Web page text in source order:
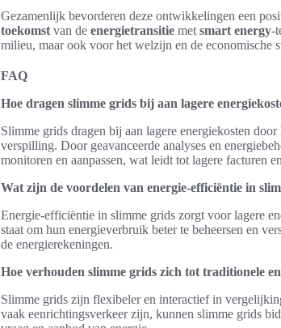
Gezamenlijk bevorderen deze ontwikkelingen een
toekomst van de energietransitie met smart energy-
milieu, maar ook voor het welzijn en de economische
FAQ
Hoe dragen slimme grids bij aan lagere
Slimme grids dragen bij aan lagere energiekosten
verspilling. Door geavanceerde analyses en
monitoren en aanpassen, wat leidt tot lagere facturen
Wat zijn de voordelen van energie-efficiëntie in
Energie-efficiëntie in slimme grids zorgt voor lagere
staat om hun energieverbruik beter te beheersen en
de energierekeningen.
Hoe verhouden slimme grids zich tot traditionele
Slimme grids zijn flexibeler en interactief in
vaak eenrichtingsverkeer zijn, kunnen slimme grids